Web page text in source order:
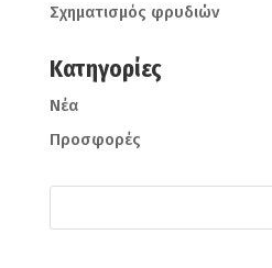
Σχηματισμός φρυδιών
Kατηγορίες
Νέα
Προσφορές